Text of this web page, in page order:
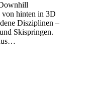
von hinten in 3D
Disziplinen –
Skispringen.